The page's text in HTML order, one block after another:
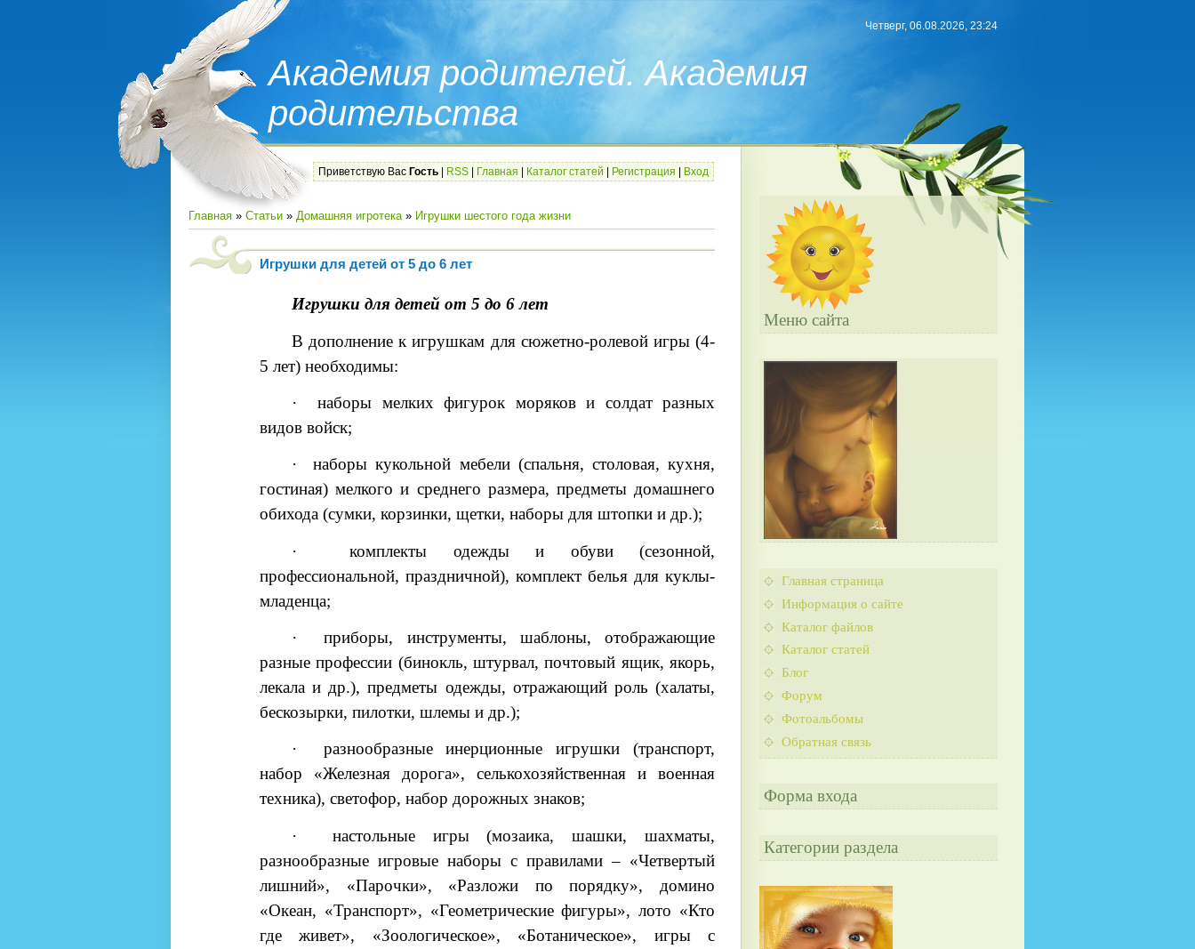
Академия родителей. Академия
родительства
Четверг, 06.08.2026, 23:24
Приветствую Вас Гость RSS Главная Каталог статей Регистрация Вход
Главная » Статьи » Домашняя игротека» Игрушки шестого года жизни
Игрушки для детей от 5 до 6 лет
Игрушки для детей от 5 до 6 лет
В дополнение к игрушкам для сюжетно-ролевой игры (4-
5 лет) необходимы:
·
наборы мелких фигурок моряков и солдат разных
видов войск;
·
наборы кукольной мебели (спальня, столовая, кухня,
гостиная) мелкого и среднего размера, предметы домашнего
обихода (сумки, корзинки, щетки, наборы для штопки и др.);
·
комплекты одежды и обуви (сезонной,
профессиональной, праздничной), комплект белья для куклы-
младенца;
·
приборы, инструменты, шаблоны, отображающие
разные профессии (бинокль, штурвал, почтовый ящик, якорь,
лекала и др.), предметы одежды, отражающий роль (халаты,
бескозырки, пилотки, шлемы и др.);
·
разнообразные инерционные игрушки (транспорт,
набор «Железная дорога», селькохозяйственная и военная
техника), светофор, набор дорожных знаков;
·
настольные игры (мозаика, шашки, шахматы,
разнообразные игровые наборы с правилами – «Четвертый
лишний», «Парочки», «Разложи по порядку», домино
«Океан, «Транспорт», «Геометрические фигуры», лото «Кто
где живет», «Зоологическое», «Ботаническое», игры с
Меню сайта
Главная страница
Информация о сайте
Каталог файлов
Каталог статей
Блог
Форум
Фотоальбомы
Обратная связь
Форма входа
Категории раздела